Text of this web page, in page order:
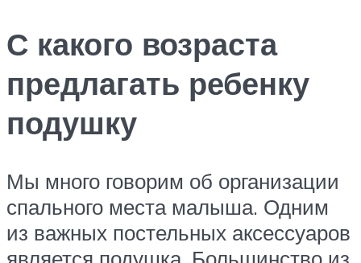
С какого возраста
предлагать ребенку
подушку
Мы много говорим об организации
спального места малыша. Одним
из важных постельных аксессуаров